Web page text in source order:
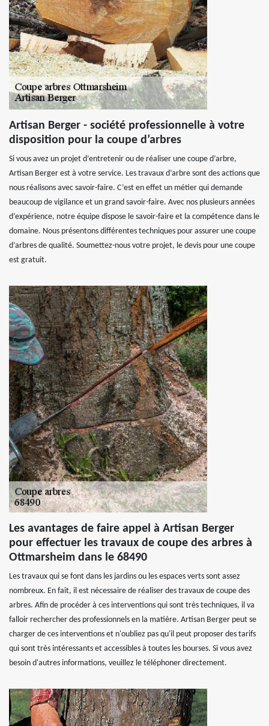
Artisan Berger - société professionnelle à votre
disposition pour la coupe d’arbres
Si vous avez un projet d’entretenir ou de réaliser une coupe d’arbre,
Artisan Berger est à votre service. Les travaux d’arbre sont des actions que
nous réalisons avec savoir-faire. C’est en effet un métier qui demande
beaucoup de vigilance et un grand savoir-faire. Avec nos plusieurs années
d’expérience, notre équipe dispose le savoir-faire et la compétence dans le
domaine. Nous présentons différentes techniques pour assurer une coupe
d’arbres de qualité. Soumettez-nous votre projet, le devis pour une coupe
est gratuit.
Les avantages de faire appel à Artisan Berger
pour effectuer les travaux de coupe des arbres à
Ottmarsheim dans le 68490
Les travaux qui se font dans les jardins ou les espaces verts sont assez
nombreux. En fait, il est nécessaire de réaliser des travaux de coupe des
arbres. Afin de procéder à ces interventions qui sont très techniques, il va
falloir rechercher des professionnels en la matière. Artisan Berger peut se
charger de ces interventions et n'oubliez pas qu'il peut proposer des tarifs
qui sont très intéressants et accessibles à toutes les bourses. Si vous avez
besoin d'autres informations, veuillez le téléphoner directement.